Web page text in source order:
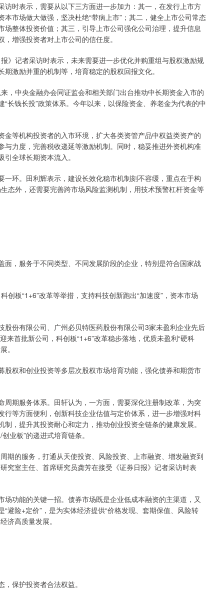
时表示，需要从以下三方面进一步加力：其一，在发行上市方
市场做大做强，坚决杜绝“带病上市”；其二，健全上市公司常态
整体投资价值；其三，引导上市公司强化公司治理，提升信息
增强投资者对上市公司的信任度。
记者采访时表示，未来需要进一步优化并购重组与股权激励规
激励并重的机制等，培育稳定的股权回报文化。
中央金融办会同证监会和相关部门出台推动中长期资金入市的
长钱长投”政策体系。今年以来，以保险资金、养老金为代表的中
等机构投资者的入市环境，扩大各类资管产品中权益类资产的
力度，完善税收递延等激励机制。同时，稳妥推进外资机构准
全球长期资本流入。
环。田利辉表示，建设长效化稳市机制刻不容缓，重点在于构
态外，还需要完善跨市场风险监测机制，用技术预警杠杆资金等
，服务于不同类型、不同发展阶段的企业，特别是符合国家战
板“1+6”改革等举措，支持科技创新跑出“加速度”，资本市场
份有限公司、广州必贝特医药股份有限公司3家未盈利企业先后
首批新公司，科创板“1+6”改革稳步落地，优质未盈利“硬科
。
权和创业投资等多层次股权市场培育功能，强化债券和期货市
期服务体系。田轩认为，一方面，需要深化注册制改革，为突
等方面便利，创新科技企业估值与定价体系，进一步增强对科
，提升其投资耐心和定力，推动创业投资全链条的健康发展。
业板”的递进式培育链条。
的服务，打通从天使投资、风险投资、上市融资、增发融资到
究室主任、首席研究员龚芳在接受《证券日报》记者采访时表
功能的关键一招。债券市场既是企业低成本融资的主渠道，又
避险+定价”，是为实体经济提供“价格发现、套期保值、风险转
济高质量发展。
保护投资者合法权益。